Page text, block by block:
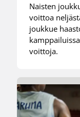
Naisten
voittoa
joukkue
voittoja.